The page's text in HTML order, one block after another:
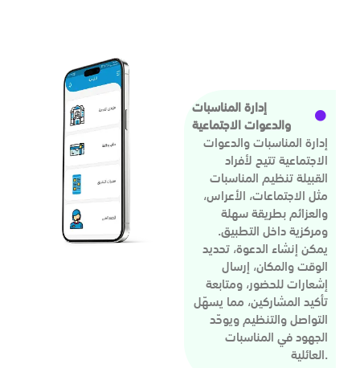
إدارة المناسبات
والدعوات الاجتماعية
إدارة المناسبات والدعوات
الاجتماعية تتيح لأفراد
القبيلة تنظيم المناسبات
مثل الاجتماعات، الأعراس،
والعزائم بطريقة سهلة
ومركزية داخل التطبيق.
يمكن إنشاء الدعوة، تحديد
الوقت والمكان، إرسال
إشعارات للحضور، ومتابعة
تأكيد المشاركين، مما يسهّل
التواصل والتنظيم ويوحّد
الجهود في المناسبات
العائلية.